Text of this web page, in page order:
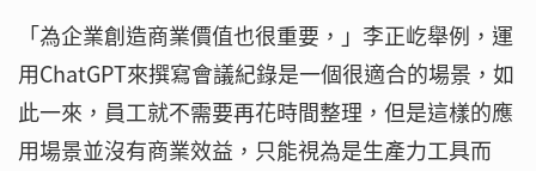
「為企業創造商業價值也很重要，」李正屹舉例，運
用ChatGPT來撰寫會議紀錄是一個很適合的場景，如
此一來，員工就不需要再花時間整理，但是這樣的應
用場景並沒有商業效益，只能視為是生產力工具而